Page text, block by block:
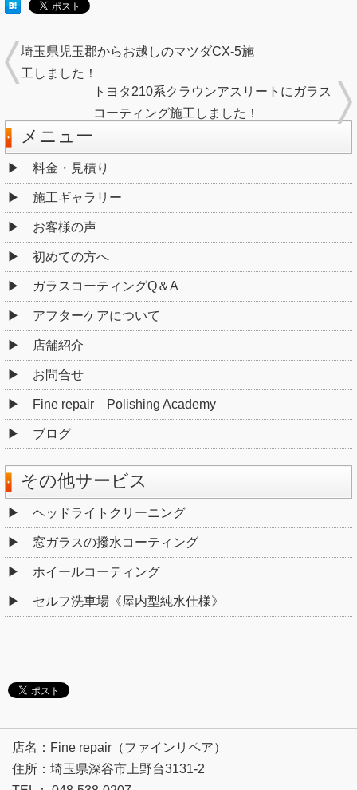
埼玉県児玉郡からお越しのマツダCX-5施
工しました！
トヨタ210系クラウンアスリートにガラス
コーティング施工しました！
メニュー
料金・見積り
施工ギャラリー
お客様の声
初めての方へ
ガラスコーティングQ＆A
アフターケアについて
店舗紹介
お問合せ
Fine repair Polishing Academy
ブログ
その他サービス
ヘッドライトクリーニング
窓ガラスの撥水コーティング
ホイールコーティング
セルフ洗車場《屋内型純水仕様》
店名：Fine repair（ファインリペア）
住所：埼玉県深谷市上野台3131-2